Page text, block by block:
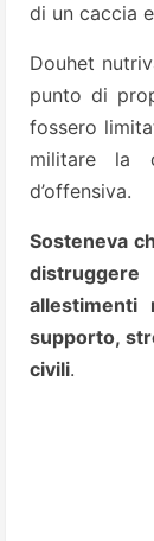
di un caccia
Douhet
punto di
fossero
militare la
d’offensiva.
Sosteneva
supporto,
civili.